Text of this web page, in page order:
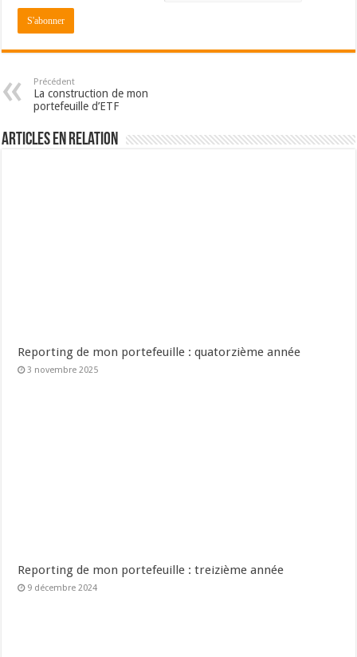
Précédent
La construction de mon
portefeuille d’ETF
Articles en relation
Reporting de mon portefeuille : quatorzième année
3 novembre 2025
Reporting de mon portefeuille : treizième année
9 décembre 2024